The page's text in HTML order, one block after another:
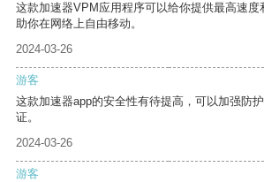
这款加速器VPM应用程序可以给你提供最高速度
助你在网络上自由移动。
2024-03-26
游客
这款加速器app的安全性有待提高，可以加强防
证。
2024-03-26
游客